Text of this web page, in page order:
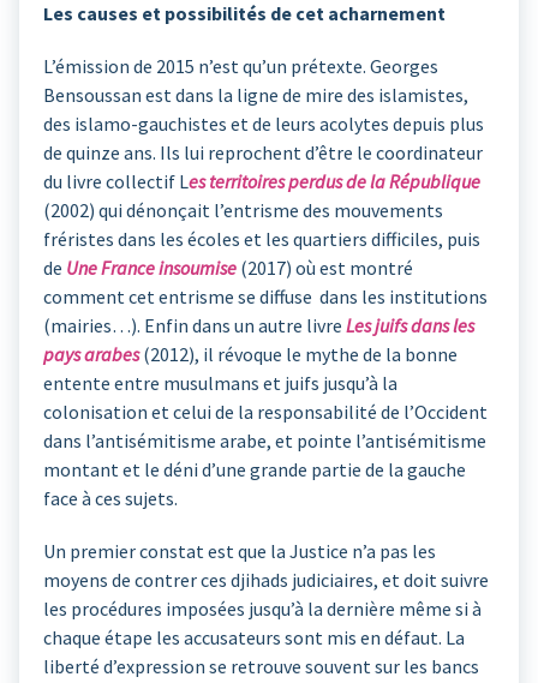
Les causes et possibilités de cet acharnement
L’émission de 2015 n’est qu’un prétexte. Georges
Bensoussan est dans la ligne de mire des islamistes,
des islamo-gauchistes et de leurs acolytes depuis plus
de quinze ans. Ils lui reprochent d’être le coordinateur
du livre collectif Les territoires perdus de la République
(2002) qui dénonçait l’entrisme des mouvements
fréristes dans les écoles et les quartiers difficiles, puis
de Une France insoumise (2017) où est montré
comment cet entrisme se diffuse dans les institutions
(mairies…). Enfin dans un autre livre Les juifs dans les
pays arabes(2012), il révoque le mythe de la bonne
entente entre musulmans et juifs jusqu’à la
colonisation et celui de la responsabilité de l’Occident
dans l’antisémitisme arabe, et pointe l’antisémitisme
montant et le déni d’une grande partie de la gauche
face à ces sujets.
Un premier constat est que la Justice n’a pas les
moyens de contrer ces djihads judiciaires, et doit suivre
les procédures imposées jusqu’à la dernière même si à
chaque étape les accusateurs sont mis en défaut. La
liberté d’expression se retrouve souvent sur les bancs